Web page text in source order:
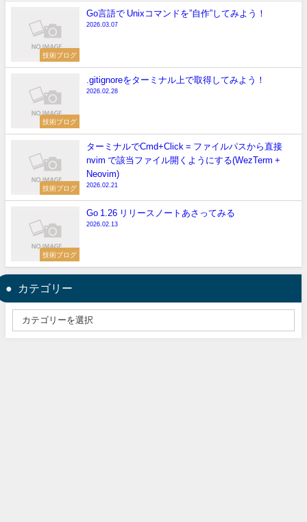
技術ブログ
Go言語で Unixコマンドを”自作”してみよう！
2026.03.07
技術ブログ
.gitignoreをターミナル上で取得してみよう！
2026.02.28
技術ブログ
ターミナルでCmd+Click = ファイルパスから直接
nvim で該当ファイル開くようにする(WezTerm +
Neovim)
2026.02.21
技術ブログ
Go 1.26 リリースノートあさってみる
2026.02.13
カテゴリー